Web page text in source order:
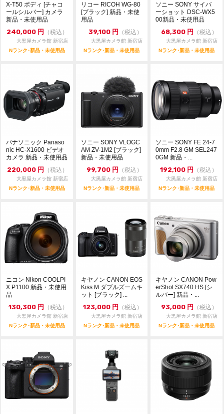
X-T50 ボディ [チャコ
ールシルバー] カメラ
新品・未使用品
240,000 円 （税込）
大黒屋カメラ館 新宿店
Nランク･新品・未使用品
リコー RICOH WG-80
[ブラック] 新品・未使
用品
39,100 円 （税込）
大黒屋カメラ館 新宿店
Nランク･新品・未使用品
ソニー SONY サイバ
ーショット DSC-WX5
00新品・未使用品
68,300 円 （税込）
大黒屋カメラ館 新宿店
Nランク･新品・未使用品
パナソニック Panaso
nic HC-X1600 ビデオ
カメラ 新品・未使用品
220,000 円 （税込）
大黒屋カメラ館 新宿店
Nランク･新品・未使用品
ソニー SONY VLOGC
AM ZV-1M2 [ブラック]
新品・未使用品
99,700 円 （税込）
大黒屋カメラ館 新宿店
Nランク･新品・未使用品
ソニー SONY FE 24-7
0mm F2.8 GM SEL247
0GM 新品・...
192,100 円 （税込）
大黒屋カメラ館 新宿店
Nランク･新品・未使用品
ニコン Nikon COOLPI
X P1100 新品・未使用
品
130,300 円 （税込）
大黒屋カメラ館 新宿店
Nランク･新品・未使用品
キヤノン CANON EOS
Kiss M ダブルズームキ
ット [ブラック] ...
123,000 円 （税込）
大黒屋カメラ館 新宿店
Nランク･新品・未使用品
キヤノン CANON Pow
erShot SX740 HS [シ
ルバー] 新品・...
93,000 円 （税込）
大黒屋カメラ館 新宿店
Nランク･新品・未使用品